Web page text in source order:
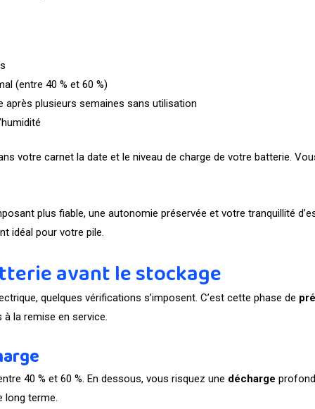
(entre 40 % et 60 %)
après plusieurs semaines sans utilisation
votre carnet la date et le niveau de charge de votre batterie.
plus fiable, une autonomie préservée et votre tranquillité
idéal pour votre pile.
avant le stockage
quelques vérifications s’imposent. C’est cette phase de
la remise en service.
40 % et 60 %. En dessous, vous risquez une décharge
long terme.